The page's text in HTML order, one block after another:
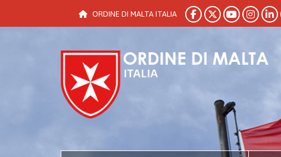
ORDINE DI MALTA ITALIA